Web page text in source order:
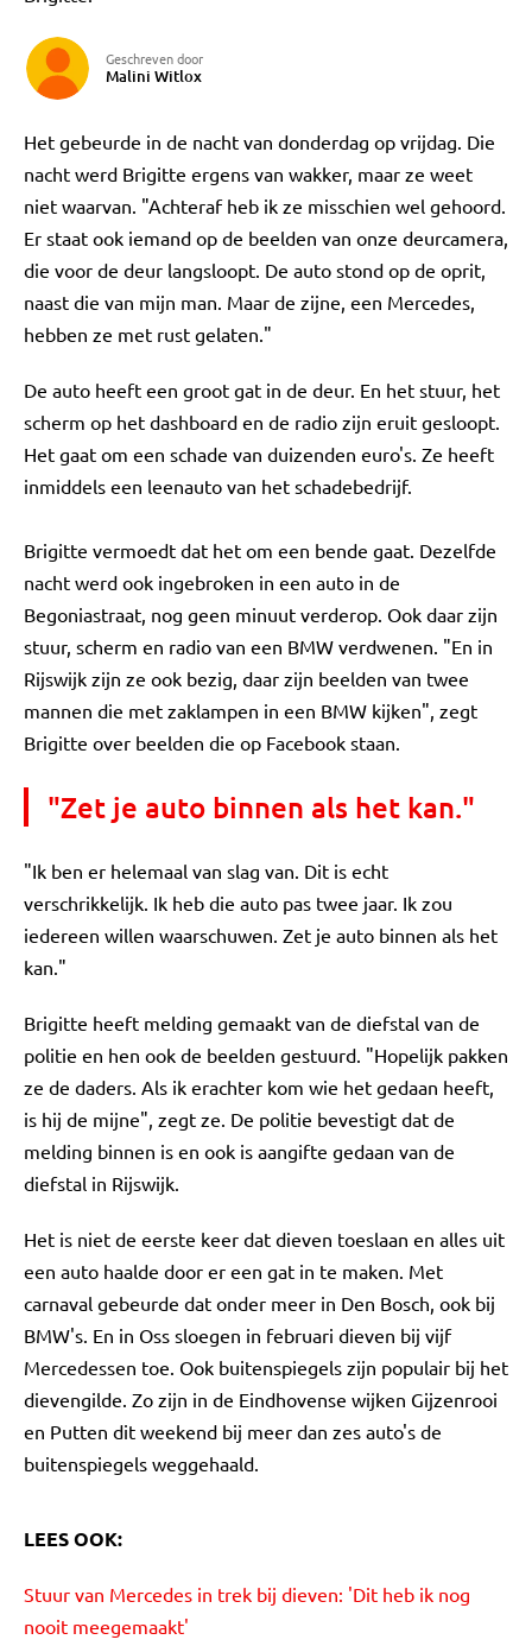
Geschreven door
Malini Witlox
Het gebeurde in de nacht van donderdag op vrijdag. Die
nacht werd Brigitte ergens van wakker, maar ze weet
niet waarvan. "Achteraf heb ik ze misschien wel gehoord.
Er staat ook iemand op de beelden van onze deurcamera,
die voor de deur langsloopt. De auto stond op de oprit,
naast die van mijn man. Maar de zijne, een Mercedes,
hebben ze met rust gelaten."
De auto heeft een groot gat in de deur. En het stuur, het
scherm op het dashboard en de radio zijn eruit gesloopt.
Het gaat om een schade van duizenden euro's. Ze heeft
inmiddels een leenauto van het schadebedrijf.
Brigitte vermoedt dat het om een bende gaat. Dezelfde
nacht werd ook ingebroken in een auto in de
Begoniastraat, nog geen minuut verderop. Ook daar zijn
stuur, scherm en radio van een BMW verdwenen. "En in
Rijswijk zijn ze ook bezig, daar zijn beelden van twee
mannen die met zaklampen in een BMW kijken", zegt
Brigitte over beelden die op Facebook staan.
"Zet je auto binnen als het kan."
"Ik ben er helemaal van slag van. Dit is echt
verschrikkelijk. Ik heb die auto pas twee jaar. Ik zou
iedereen willen waarschuwen. Zet je auto binnen als het
kan."
Brigitte heeft melding gemaakt van de diefstal van de
politie en hen ook de beelden gestuurd. "Hopelijk pakken
ze de daders. Als ik erachter kom wie het gedaan heeft,
is hij de mijne", zegt ze. De politie bevestigt dat de
melding binnen is en ook is aangifte gedaan van de
diefstal in Rijswijk.
Het is niet de eerste keer dat dieven toeslaan en alles uit
een auto haalde door er een gat in te maken. Met
carnaval gebeurde dat onder meer in Den Bosch, ook bij
BMW's. En in Oss sloegen in februari dieven bij vijf
Mercedessen toe. Ook buitenspiegels zijn populair bij het
dievengilde. Zo zijn in de Eindhovense wijken Gijzenrooi
en Putten dit weekend bij meer dan zes auto's de
buitenspiegels weggehaald.
LEES OOK:
Stuur van Mercedes in trek bij dieven: 'Dit heb ik nog
nooit meegemaakt'